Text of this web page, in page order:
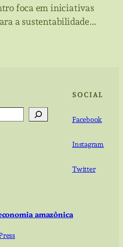
foca em iniciativas
a sustentabilidade…
SOCIAL
Facebook
Instagram
Twitter
amazônica